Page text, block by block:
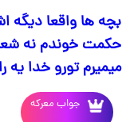
حکمت خوندم نه
میمیرم تورو خدا
جواب معرکه